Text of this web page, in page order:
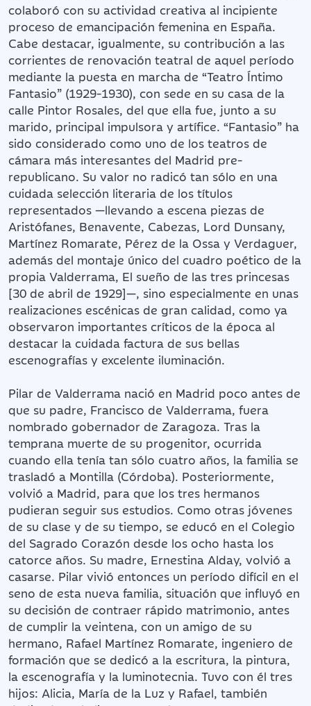
colaboró con su actividad creativa al incipiente
proceso de emancipación femenina en España.
Cabe destacar, igualmente, su contribución a las
corrientes de renovación teatral de aquel período
mediante la puesta en marcha de “Teatro Íntimo
Fantasio” (1929-1930), con sede en su casa de la
calle Pintor Rosales, del que ella fue, junto a su
marido, principal impulsora y artífice. “Fantasio” ha
sido considerado como uno de los teatros de
cámara más interesantes del Madrid pre-
republicano. Su valor no radicó tan sólo en una
cuidada selección literaria de los títulos
representados —llevando a escena piezas de
Aristófanes, Benavente, Cabezas, Lord Dunsany,
Martínez Romarate, Pérez de la Ossa y Verdaguer,
además del montaje único del cuadro poético de la
propia Valderrama, El sueño de las tres princesas
[30 de abril de 1929]—, sino especialmente en unas
realizaciones escénicas de gran calidad, como ya
observaron importantes críticos de la época al
destacar la cuidada factura de sus bellas
escenografías y excelente iluminación.
Pilar de Valderrama nació en Madrid poco antes de
que su padre, Francisco de Valderrama, fuera
nombrado gobernador de Zaragoza. Tras la
temprana muerte de su progenitor, ocurrida
cuando ella tenía tan sólo cuatro años, la familia se
trasladó a Montilla (Córdoba). Posteriormente,
volvió a Madrid, para que los tres hermanos
pudieran seguir sus estudios. Como otras jóvenes
de su clase y de su tiempo, se educó en el Colegio
del Sagrado Corazón desde los ocho hasta los
catorce años. Su madre, Ernestina Alday, volvió a
casarse. Pilar vivió entonces un período difícil en el
seno de esta nueva familia, situación que influyó en
su decisión de contraer rápido matrimonio, antes
de cumplir la veintena, con un amigo de su
hermano, Rafael Martínez Romarate, ingeniero de
formación que se dedicó a la escritura, la pintura,
la escenografía y la luminotecnia. Tuvo con él tres
hijos: Alicia, María de la Luz y Rafael, también